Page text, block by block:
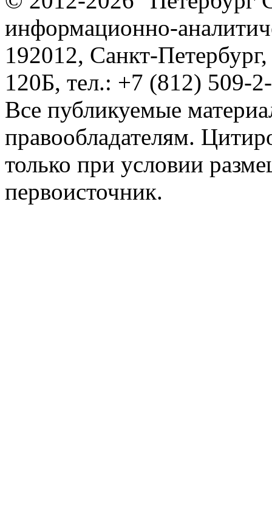
информационно-
192012, Санкт-
120Б, тел.: +7 (812) 509-
Все публикуемые
правообладателям.
только при условии
первоисточник.